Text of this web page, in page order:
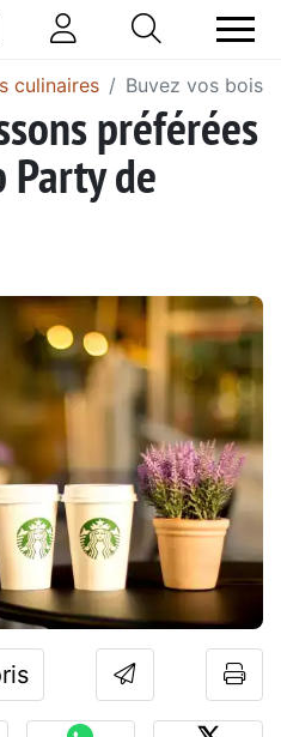
culinaires Buvez vos
préférées
Party de